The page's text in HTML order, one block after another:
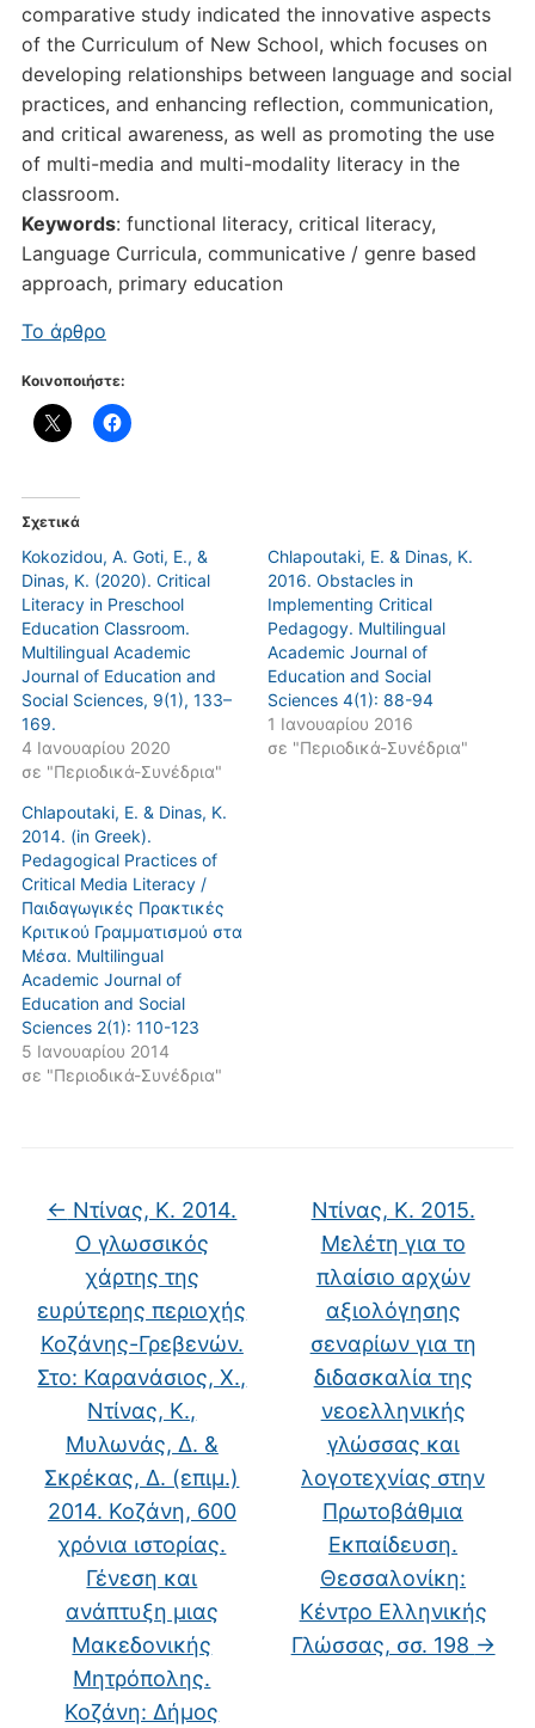
comparative study indicated the innovative aspects
of the Curriculum of New School, which focuses on
developing relationships between language and social
practices, and enhancing reflection, communication,
and critical awareness, as well as promoting the use
of multi-media and multi-modality literacy in the
classroom.
Keywords: functional literacy, critical literacy,
Language Curricula, communicative / genre based
approach, primary education
Το άρθρο
Κοινοποιήστε:
Σχετικά
Kokozidou, A. Goti, E., &
Dinas, K. (2020). Critical
Literacy in Preschool
Education Classroom.
Multilingual Academic
Journal of Education and
Social Sciences, 9(1), 133–
169.
4 Ιανουαρίου 2020
σε "Περιοδικά-Συνέδρια"
Chlapoutaki, E. & Dinas, K.
2016. Obstacles in
Implementing Critical
Pedagogy. Multilingual
Academic Journal of
Education and Social
Sciences 4(1): 88-94
1 Ιανουαρίου 2016
σε "Περιοδικά-Συνέδρια"
Chlapoutaki, E. & Dinas, K.
2014. (in Greek).
Pedagogical Practices of
Critical Media Literacy /
Παιδαγωγικές Πρακτικές
Κριτικού Γραμματισμού στα
Μέσα. Multilingual
Academic Journal of
Education and Social
Sciences 2(1): 110-123
5 Ιανουαρίου 2014
σε "Περιοδικά-Συνέδρια"
← Ντίνας, Κ. 2014.
Ο γλωσσικός
χάρτης της
ευρύτερης περιοχής
Κοζάνης-Γρεβενών.
Στο: Καρανάσιος, Χ.,
Ντίνας, Κ.,
Μυλωνάς, Δ. &
Σκρέκας, Δ. (επιμ.)
2014. Κοζάνη, 600
χρόνια ιστορίας.
Γένεση και
ανάπτυξη μιας
Μακεδονικής
Μητρόπολης.
Κοζάνη: Δήμος
Ντίνας, Κ. 2015.
Μελέτη για το
πλαίσιο αρχών
αξιολόγησης
σεναρίων για τη
διδασκαλία της
νεοελληνικής
γλώσσας και
λογοτεχνίας στην
Πρωτοβάθμια
Εκπαίδευση.
Θεσσαλονίκη:
Κέντρο Ελληνικής
Γλώσσας, σσ. 198 →